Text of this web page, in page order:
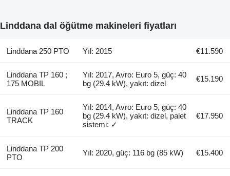
Linddana dal öğütme makineleri fiyatları
Linddana 250 PTO Yıl: 2015 €11.590
Linddana TP 160 ;
175 MOBIL
Yıl: 2017, Avro: Euro 5, güç: 40
bg (29.4 kW), yakıt: dizel
€15.190
Linddana TP 160
TRACK
Yıl: 2014, Avro: Euro 5, güç: 40
bg (29.4 kW), yakıt: dizel, palet
sistemi: ✓
€17.950
Linddana TP 200
PTO
Yıl: 2020, güç: 116 bg (85 kW) €15.400